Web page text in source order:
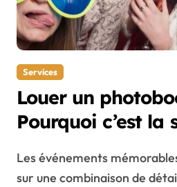
Services
Louer un
Pourquoi c’est la
Les événements mémorables reposent souvent
sur une combinaison de